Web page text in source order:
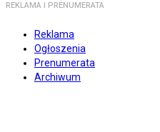
REKLAMA I PRENUMERATA
Reklama
Ogłoszenia
Prenumerata
Archiwum